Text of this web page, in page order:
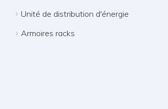
Unité de distribution d'énergie
Armoires racks